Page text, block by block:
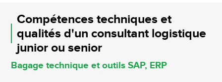
Compétences techniques et
qualités d'un consultant logistique
junior ou senior
Bagage technique et outils SAP, ERP